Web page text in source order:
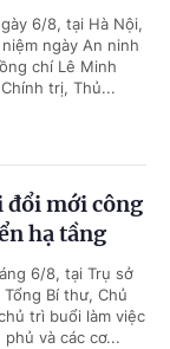
6/8, tại Hà Nội,
ngày An ninh
chí Lê Minh
trị, Thủ...
đổi mới công
hạ tầng
6/8, tại Trụ sở
Bí thư, Chủ
trì buổi làm việc
và các cơ...